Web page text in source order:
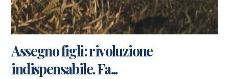
Assegno figli: rivoluzione
indispensabile. Fa...